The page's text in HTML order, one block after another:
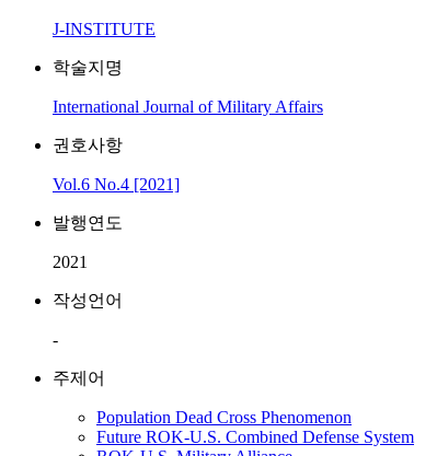
J-INSTITUTE
학술지명
International Journal of Military Affairs
권호사항
Vol.6 No.4 [2021]
발행연도
2021
작성언어
-
주제어
Population Dead Cross Phenomenon
Future ROK-U.S. Combined Defense System